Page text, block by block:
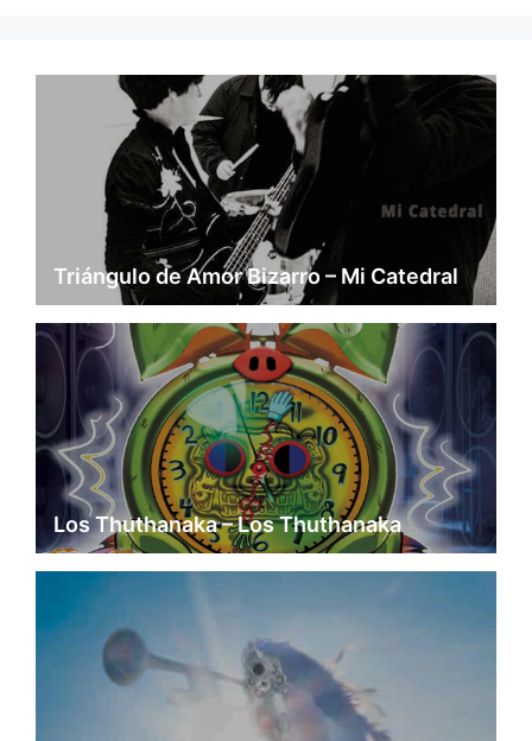
Triángulo de Amor Bizarro – Mi Catedral
Los Thuthanaka – Los Thuthanaka